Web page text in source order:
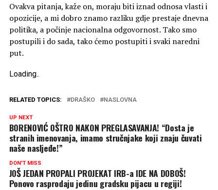
Ovakva pitanja, kaže on, moraju biti iznad odnosa vlasti i
opozicije, a mi dobro znamo razliku gdje prestaje dnevna
politika, a počinje nacionalna odgovornost. Tako smo
postupili i do sada, tako ćemo postupiti i svaki naredni
put.
Loading..
RELATED TOPICS: DRAŠKO NASLOVNA
UP NEXT
BORENOVIĆ OŠTRO NAKON PREGLASAVANJA! “Dosta je
stranih imenovanja, imamo stručnjake koji znaju čuvati
naše nasljeđe!”
DON'T MISS
JOŠ JEDAN PROPALI PROJEKAT IRB-a IDE NA DOBOŠ!
Ponovo rasprodaju jedinu gradsku pijacu u regiji!